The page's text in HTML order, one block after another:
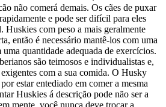
não comerá demais. Os cães de puxar
e pode ser difícil para eles
Huskies com peso a mais geralmente
então é necessário mantê-los com uma
quantidade adequada de exercícios.
são teimosos e individualistas e,
com a sua comida. O Husky
estar entediado em comer a mesma
Huskies á descrição pode não ser a
mente, você nunca deve trocar a